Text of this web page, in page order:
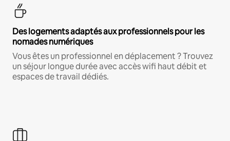
Des logements adaptés aux professionnels pour les
nomades numériques
Vous êtes un professionnel en déplacement ? Trouvez
un séjour longue durée avec accès wifi haut débit et
espaces de travail dédiés.